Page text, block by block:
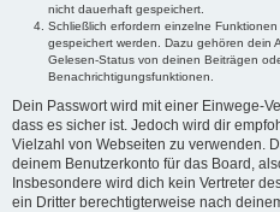
nicht dauerhaft gespeichert.
Schließlich erfordern einzelne
gespeichert werden. Dazu gehören dein
Gelesen-Status von deinen Beiträgen
Benachrichtigungsfunktionen.
Dein Passwort wird mit einer Einwege-
dass es sicher ist. Jedoch wird dir
Vielzahl von Webseiten zu verwenden.
deinem Benutzerkonto für das Board,
Insbesondere wird dich kein Vertreter
ein Dritter berechtigterweise nach